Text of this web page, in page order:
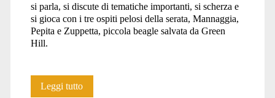
si parla, si discute di tematiche importanti, si scherza e
si gioca con i tre ospiti pelosi della serata, Mannaggia,
Pepita e Zuppetta, piccola beagle salvata da Green
Hill.
Leggi tuttoUna